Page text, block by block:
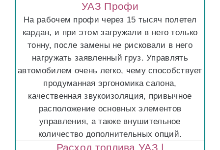
УАЗ Профи
На рабочем профи через 15 тысяч полетел
кардан, и при этом загружали в него только
тонну, после замены не рисковали в него
нагружать заявленный груз. Управлять
автомобилем очень легко, чему способствует
продуманная эргономика салона,
качественная звукоизоляция, привычное
расположение основных элементов
управления, а также внушительное
количество дополнительных опций.
Расход топлива УАЗ |